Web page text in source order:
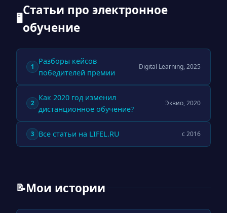
🖥
Статьи про электронное
обучение
1
Разборы кейсов
победителей премии
Digital Learning, 2025
2
Как 2020 год изменил
дистанционное обучение?
Эквио, 2020
3 Все статьи на LIFEL.RU с 2016
📝Мои истории